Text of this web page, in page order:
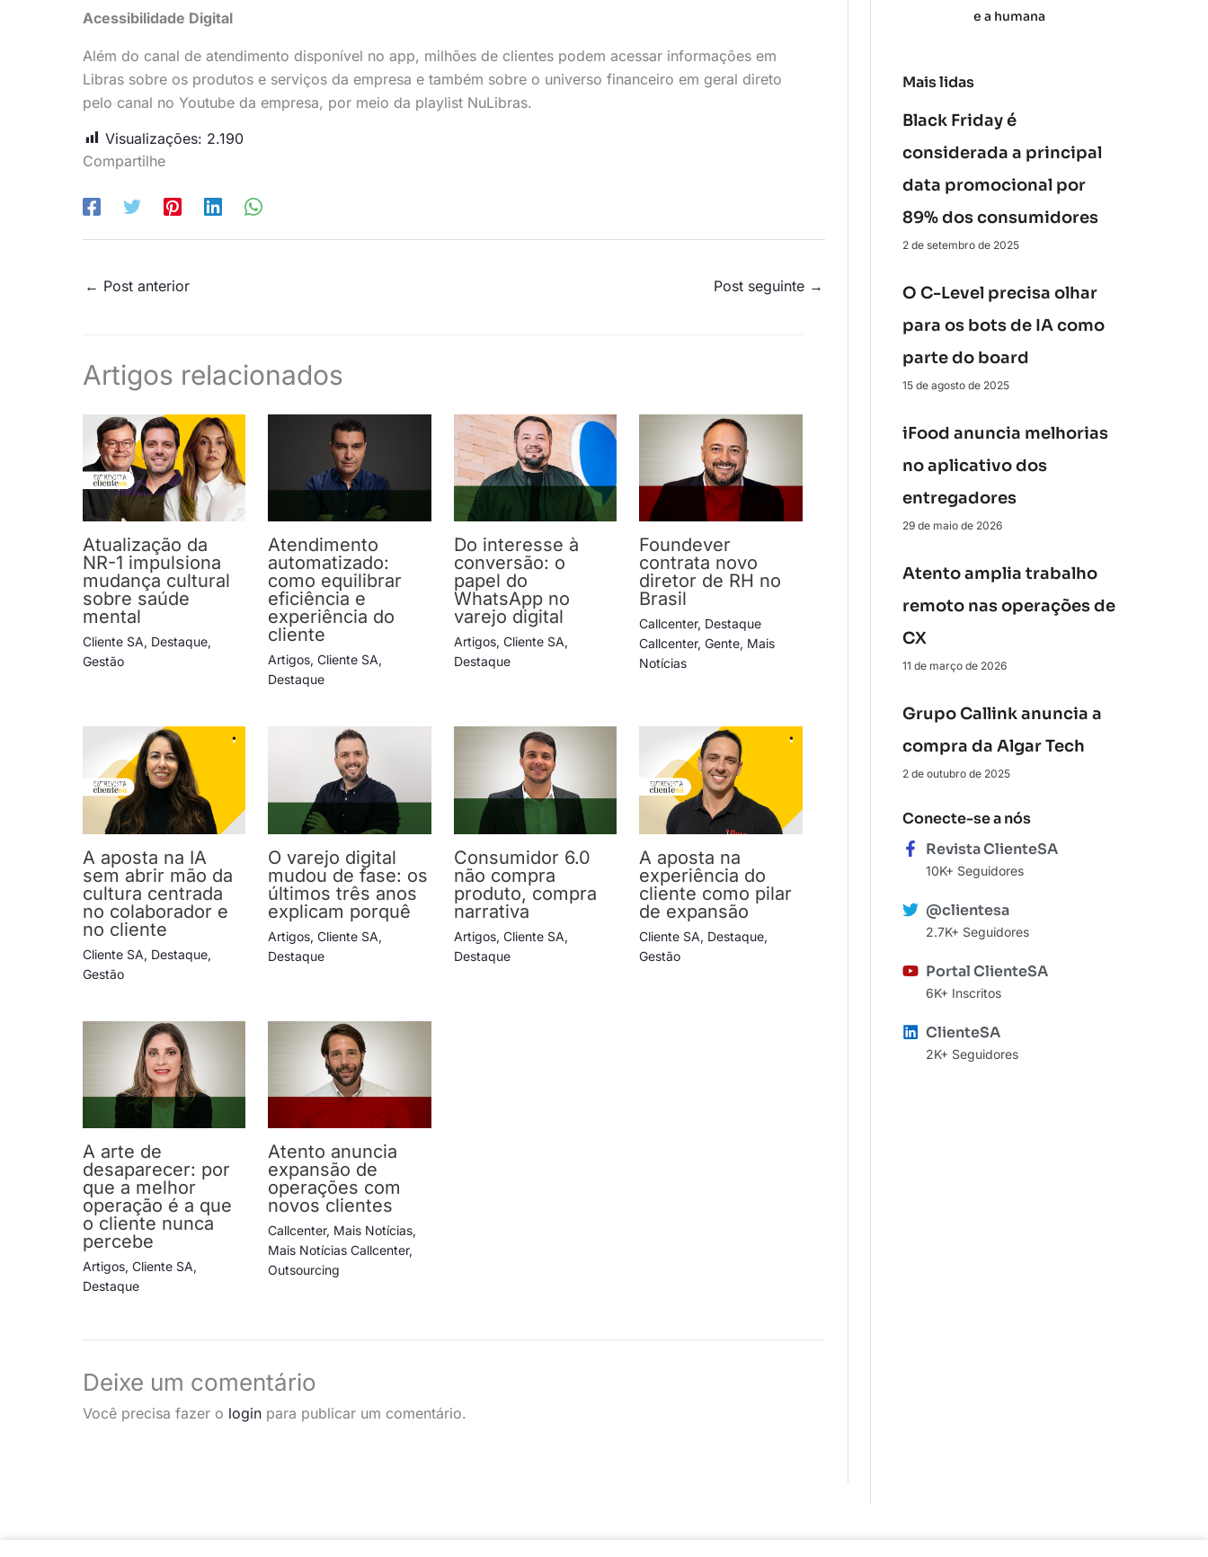
Acessibilidade Digital
Além do canal de atendimento disponível no app, milhões de clientes podem acessar informações em
Libras sobre os produtos e serviços da empresa e também sobre o universo financeiro em geral direto
pelo canal no Youtube da empresa, por meio da playlist NuLibras.
Visualizações: 2.190
Compartilhe
← Post anterior Post seguinte →
Artigos relacionados
Atualização da
NR-1 impulsiona
mudança cultural
sobre saúde
mental
Cliente SA, Destaque,
Gestão
Atendimento
automatizado:
como equilibrar
eficiência e
experiência do
cliente
Artigos,Cliente SA,
Destaque
Do interesse à
conversão: o
papel do
WhatsApp no
varejo digital
Artigos, Cliente SA,
Destaque
Foundever
contrata novo
diretor de RH no
Brasil
Callcenter, Destaque
Callcenter,Gente, Mais
Notícias
A aposta na IA
sem abrir mão da
cultura centrada
no colaborador e
no cliente
Cliente SA, Destaque,
Gestão
O varejo digital
mudou de fase: os
últimos três anos
explicam porquê
Artigos,Cliente SA,
Destaque
Consumidor 6.0
não compra
produto, compra
narrativa
Artigos, Cliente SA,
Destaque
A aposta na
experiência do
cliente como pilar
de expansão
Cliente SA, Destaque,
Gestão
A arte de
desaparecer: por
que a melhor
operação é a que
o cliente nunca
percebe
Artigos, Cliente SA,
Destaque
Atento anuncia
expansão de
operações com
novos clientes
Callcenter, Mais Notícias,
Mais Notícias Callcenter,
Outsourcing
Deixe um comentário
Você precisa fazer o login para publicar um comentário.
e a humana
Mais lidas
Black Friday é
considerada a principal
data promocional por
89% dos consumidores
2 de setembro de 2025
O C-Level precisa olhar
para os bots de IA como
parte do board
15 de agosto de 2025
iFood anuncia melhorias
no aplicativo dos
entregadores
29 de maio de 2026
Atento amplia trabalho
remoto nas operações de
CX
11 de março de 2026
Grupo Callink anuncia a
compra da Algar Tech
2 de outubro de 2025
Conecte-se a nós
Revista ClienteSA
10K+ Seguidores
@clientesa
2.7K+ Seguidores
Portal ClienteSA
6K+ Inscritos
ClienteSA
2K+ Seguidores